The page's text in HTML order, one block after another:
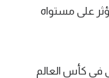
على مستواه
في كأس العالم